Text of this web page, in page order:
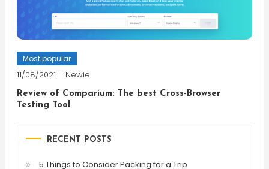
Most popular
11/08/2021 Newie
Review of Comparium: The best Cross-Browser
Testing Tool
RECENT POSTS
5 Things to Consider Packing for a Trip